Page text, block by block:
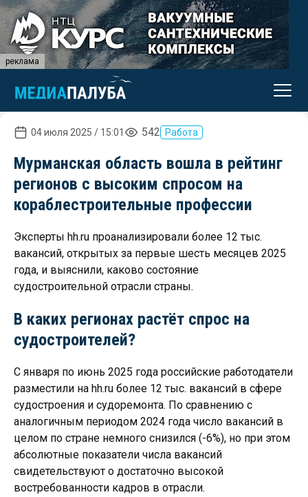
реклама
04 июля 2025 / 15:01 542 Работа
Мурманская область вошла в рейтинг
регионов с высоким спросом на
кораблестроительные профессии
Эксперты hh.ru проанализировали более 12 тыс.
вакансий, открытых за первые шесть месяцев 2025
года, и выяснили, каково состояние
судостроительной отрасли страны.
В каких регионах растёт спрос на
судостроителей?
С января по июнь 2025 года российские работодатели
разместили на hh.ru более 12 тыс. вакансий в сфере
судостроения и судоремонта. По сравнению с
аналогичным периодом 2024 года число вакансий в
целом по стране немного снизился (-6%), но при этом
абсолютные показатели числа вакансий
свидетельствуют о достаточно высокой
востребованности кадров в отрасли.